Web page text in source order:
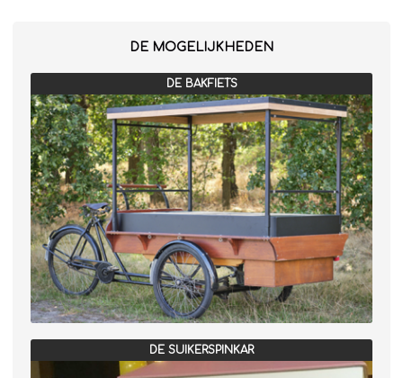
DE MOGELIJKHEDEN
DE BAKFIETS
DE SUIKERSPINKAR